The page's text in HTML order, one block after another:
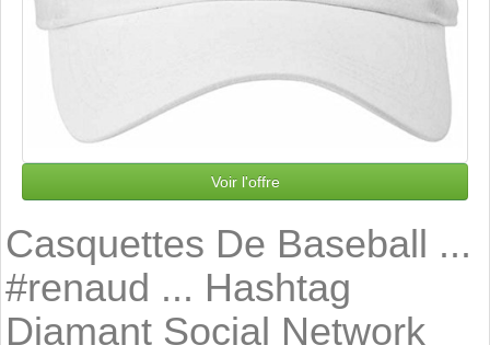
Voir l'offre
Casquettes De Baseball ...
#renaud ... Hashtag
Diamant Social Network